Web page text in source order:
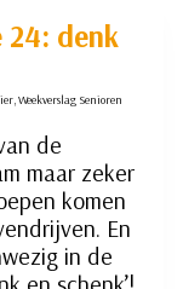
denk
,Weekverslag Senioren
de
maar zeker
komen
En
in de